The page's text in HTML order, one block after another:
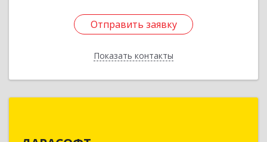
Отправить заявку
Показать контакты
Отправить заявку
Назад